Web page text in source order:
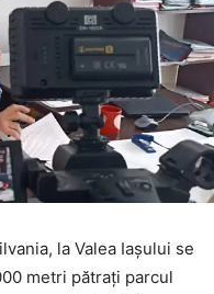
la Valea Iașului se
metri pătrați parcul